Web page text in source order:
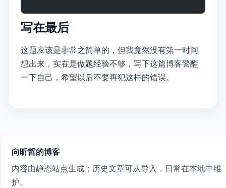
写在最后
这题应该是非常之简单的，但我竟然没有第一时间
想出来，实在是做题经验不够，写下这篇博客警醒
一下自己，希望以后不要再犯这样的错误。
© 2026 向昕哲的博客
内容由 Astro 静态站点生成；历史文章可从 Wagtail 导入，日常在本地 Markdown 中维
护。